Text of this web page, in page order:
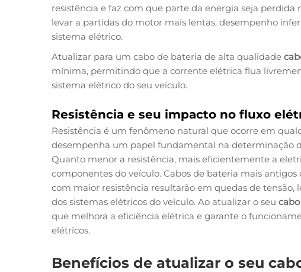
resistência e faz com que parte da energia seja perdida
levar a partidas do motor mais lentas, desempenho
sistema elétrico.
Atualizar para um cabo de bateria de alta qualidade
mínima, permitindo que a corrente elétrica flua
sistema elétrico do seu veículo.
Resistência e seu impacto no fluxo
Resistência é um fenômeno natural que ocorre em
desempenha um papel fundamental na determinação
Quanto menor a resistência, mais eficientemente a
componentes do veículo. Cabos de bateria mais
com maior resistência resultarão em quedas de
dos sistemas elétricos do veículo. Ao atualizar o seu
que melhora a eficiência elétrica e garante o
elétricos.
Benefícios de atualizar o seu